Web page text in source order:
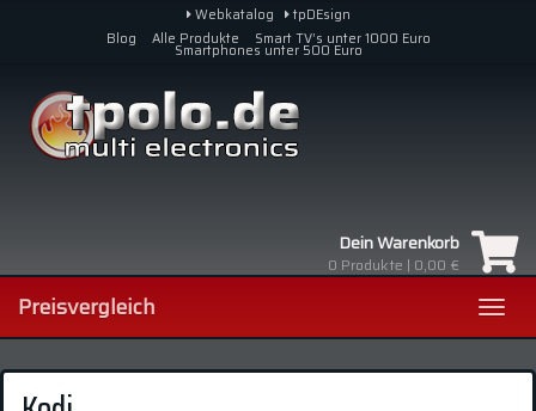
Webkatalog
tpDEsign
Blog
Alle Produkte Smart TV’s unter 1000 Euro
Smartphones unter 500 Euro
Dein Warenkorb
0 Produkte | 0,00 €
Preisvergleich